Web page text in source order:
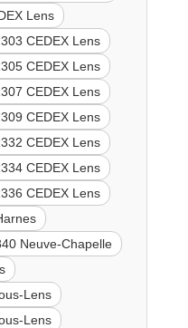
Lens
CEDEX Lens
CEDEX Lens
CEDEX Lens
CEDEX Lens
CEDEX Lens
CEDEX Lens
CEDEX Lens
Neuve-Chapelle
Lens
Lens